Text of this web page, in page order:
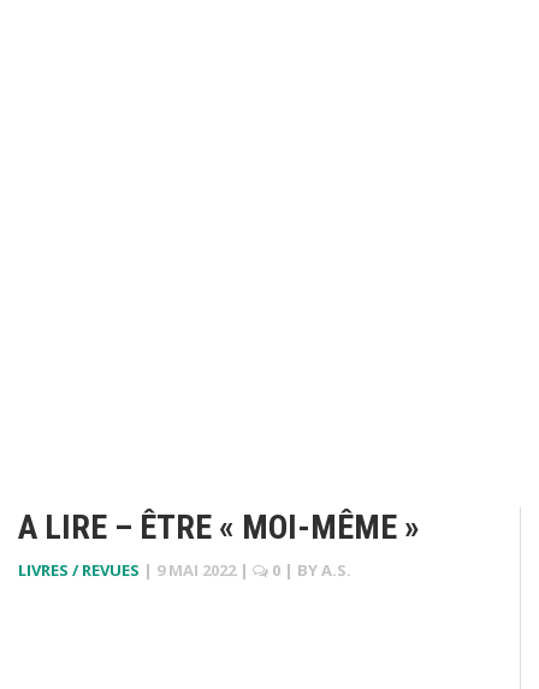
A LIRE – ÊTRE « MOI-MÊME »
LIVRES / REVUES | 9 MAI 2022 | 0 | BYA.S.